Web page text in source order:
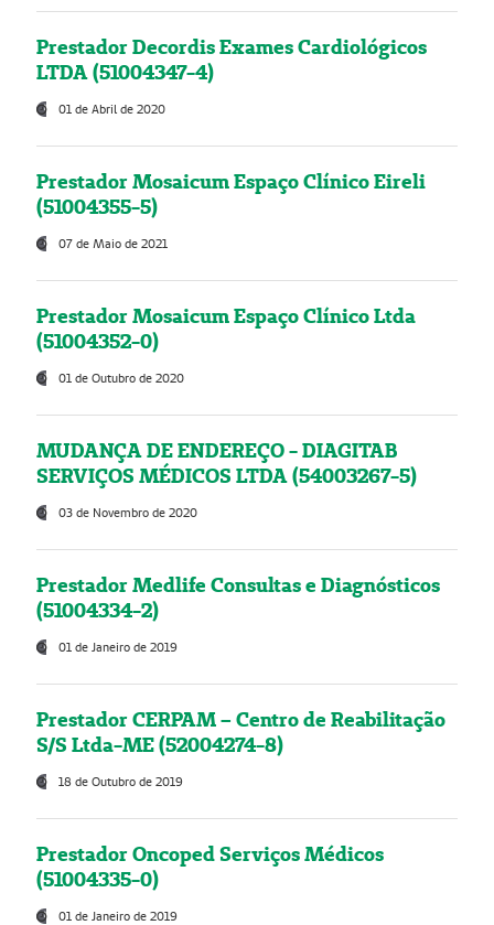
Prestador Decordis Exames Cardiológicos
LTDA (51004347-4)
01 de Abril de 2020
Prestador Mosaicum Espaço Clínico Eireli
(51004355-5)
07 de Maio de 2021
Prestador Mosaicum Espaço Clínico Ltda
(51004352-0)
01 de Outubro de 2020
MUDANÇA DE ENDEREÇO - DIAGITAB
SERVIÇOS MÉDICOS LTDA (54003267-5)
03 de Novembro de 2020
Prestador Medlife Consultas e Diagnósticos
(51004334-2)
01 de Janeiro de 2019
Prestador CERPAM – Centro de Reabilitação
S/S Ltda-ME (52004274-8)
18 de Outubro de 2019
Prestador Oncoped Serviços Médicos
(51004335-0)
01 de Janeiro de 2019